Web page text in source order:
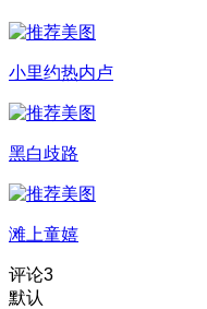
小里约热内卢
黑白歧路
滩上童嬉
评论3
默认